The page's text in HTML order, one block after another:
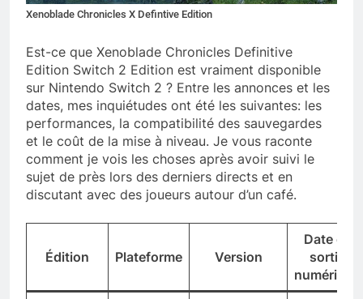
Xenoblade Chronicles X Defintive Edition
Est-ce que Xenoblade Chronicles Definitive
Edition Switch 2 Edition est vraiment disponible
sur Nintendo Switch 2 ? Entre les annonces et les
dates, mes inquiétudes ont été les suivantes: les
performances, la compatibilité des sauvegardes
et le coût de la mise à niveau. Je vous raconte
comment je vois les choses après avoir suivi le
sujet de près lors des derniers directs et en
discutant avec des joueurs autour d’un café.
Édition Plateforme Version
Date de
sortie
numérique